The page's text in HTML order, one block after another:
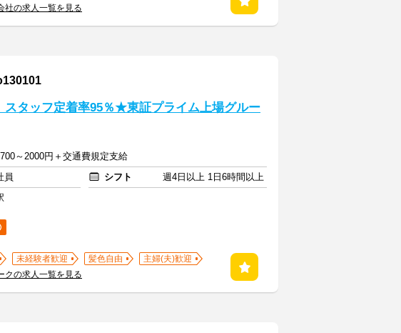
社の求人一覧を見る
スタッフ定着率95％★東証プライム上場グルー
～2000円＋交通費規定支給
員 シフト
週4日以上 1日6時間以上
未経験者歓迎 髪色自由
主婦(夫)歓迎
クの求人一覧を見る